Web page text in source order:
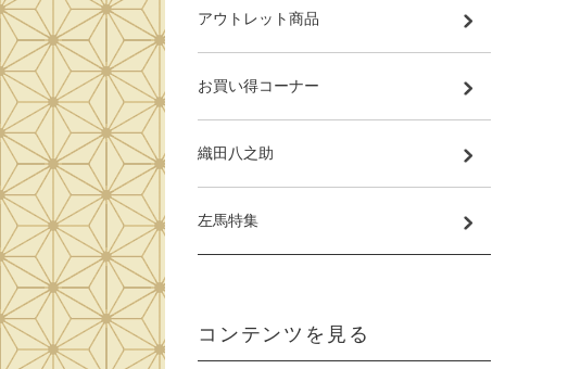
アウトレット商品
お買い得コーナー
織田八之助
左馬特集
コンテンツを見る